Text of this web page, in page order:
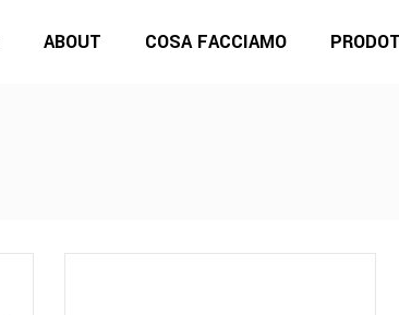
ABOUT COSA FACCIAMO